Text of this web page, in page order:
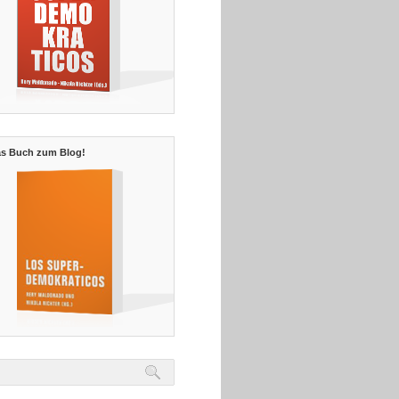
Buch zum Blog!